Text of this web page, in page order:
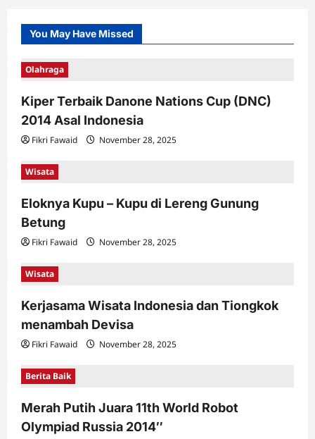
You May Have Missed
Olahraga
Kiper Terbaik Danone Nations Cup (DNC)
2014 Asal Indonesia
Fikri Fawaid November 28, 2025
Wisata
Eloknya Kupu – Kupu di Lereng Gunung
Betung
Fikri Fawaid November 28, 2025
Wisata
Kerjasama Wisata Indonesia dan Tiongkok
menambah Devisa
Fikri Fawaid November 28, 2025
Berita Baik
Merah Putih Juara 11th World Robot
Olympiad Russia 2014″